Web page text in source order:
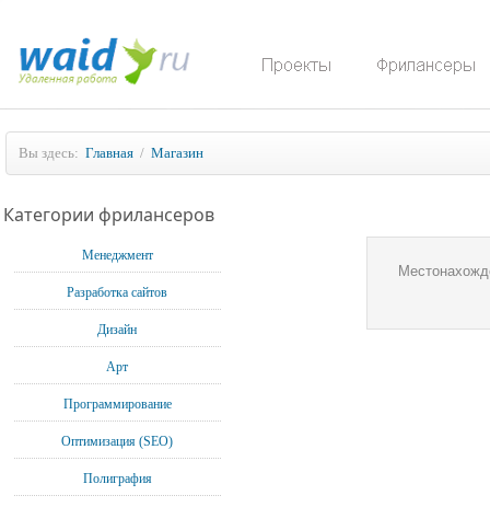
Вы здесь: Главная / Магазин
Категории фрилансеров
Менеджмент
Разработка сайтов
Дизайн
Арт
Программирование
Оптимизация (SEO)
Полиграфия